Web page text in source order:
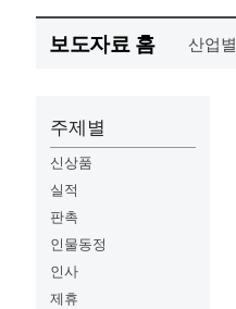
보도자료 홈 산업별
주제별
신상품
실적
판촉
인물동정
인사
제휴